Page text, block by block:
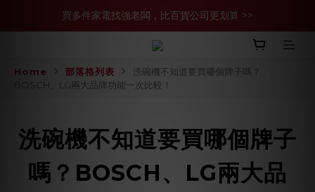
買多件家電找強老闆，比百貨公司更划算 >>
買多件家電找強老闆，比百貨公司更划算 >>
官網現金轉帳優惠 結帳輸【YHH02】再享2%優惠
買多件家電找強老闆，比百貨公司更划算 >>
Home 部落格列表
洗碗機不知道要買哪個牌子嗎？
BOSCH、LG兩大品牌功能一次比較！
洗碗機不知道要買哪個牌子
嗎？BOSCH、LG兩大品